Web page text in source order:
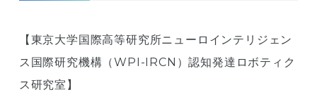
【東京大学国際高等研究所ニューロインテリジェン
ス国際研究機構（WPI-IRCN）認知発達ロボティク
ス研究室】